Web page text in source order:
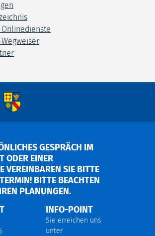
GESPRÄCH IM
ODER EINER
VEREINBAREN SIE BITTE V
BITTE BEACHTEN S
PLANUNGEN.
INFO-POINT
Sie erreichen uns
unter